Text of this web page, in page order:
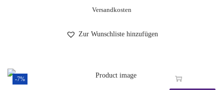
Versandkosten
Zur Wunschliste hinzufügen
-7%